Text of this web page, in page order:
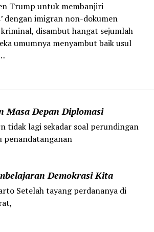
Masa Depan Diplomasi
tidak lagi sekadar soal perundingan
penandatanganan
Demokrasi Kita
Setelah tayang perdananya di
Trump untuk membanjiri
dengan imigran non-dokumen
disambut hangat sejumlah
umumnya menyambut baik usul